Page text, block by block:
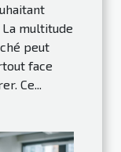
multitude
peut
face
Ce...